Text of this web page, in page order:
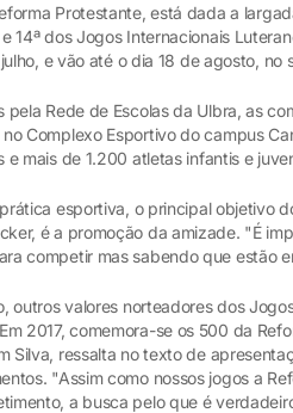
Protestante, está dada a
14ª dos Jogos Internacionais
e vão até o dia 18 de agosto, no
pela Rede de Escolas da Ulbra, as
Complexo Esportivo do campus
e mais de 1.200 atletas infantis e
esportiva, o principal objetivo
é a promoção da amizade. "É
competir mas sabendo que estão
outros valores norteadores dos
2017, comemora-se os 500 da
Silva, ressalta no texto de
"Assim como nossos jogos a
a busca pelo que é